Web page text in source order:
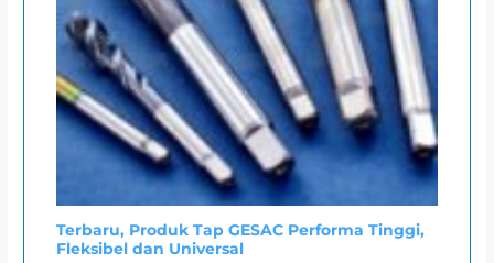
Terbaru, Produk Tap GESAC Performa Tinggi,
Fleksibel dan Universal